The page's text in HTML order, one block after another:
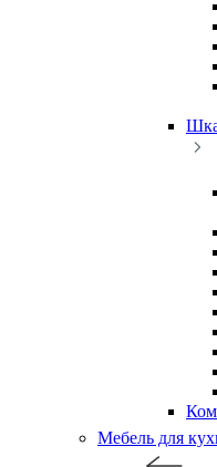
Мебель для